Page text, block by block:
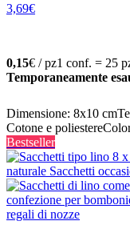
3,69€
0,15€ / pz1 conf. = 25
Temporaneamente
Dimensione: 8x10 cm
Cotone e poliestere
Bestseller